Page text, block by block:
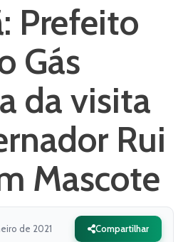
Prefeito
Gás
da visita
Rui
Mascote
de 2021 Compartilhar